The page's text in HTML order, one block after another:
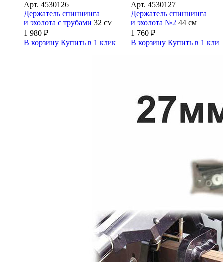
Арт. 4530126
Держатель спиннинга
и эхолота с трубами 32 см
1 980 ₽
В корзину Купить в 1 клик
Арт.4530127
Держатель спиннинга
и эхолота №2 44 см
1 760₽
В корзину Купить в 1 клик